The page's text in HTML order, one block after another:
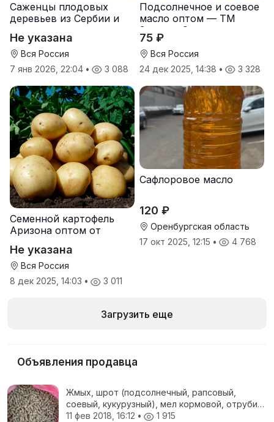
Саженцы плодовых
деревьев из Сербии и
Не указана
Вся Россия
7 янв 2026, 22:04 • 3 088
Подсолнечное и соевое
масло оптом — ТМ
Золотая Семечка
75 ₽
Вся Россия
24 дек 2025, 14:38 • 3 328
Семенной картофель
Аризона оптом от
Не указана
Вся Россия
8 дек 2025, 14:03 • 3 011
Сафлоровое масло
120 ₽
Оренбургская область
17 окт 2025, 12:15 • 4 768
Загрузить еще
Объявления продавца
Жмых, шрот (подсолнечный, рапсовый,
соевый, кукурузный), мел кормовой, отруби
пшеничные, жом свекловичный, соя
11 фев 2018, 16:12 • 1 915